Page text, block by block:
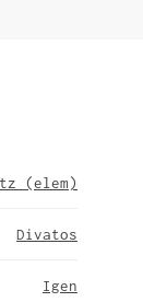
(elem)
Divatos
Igen